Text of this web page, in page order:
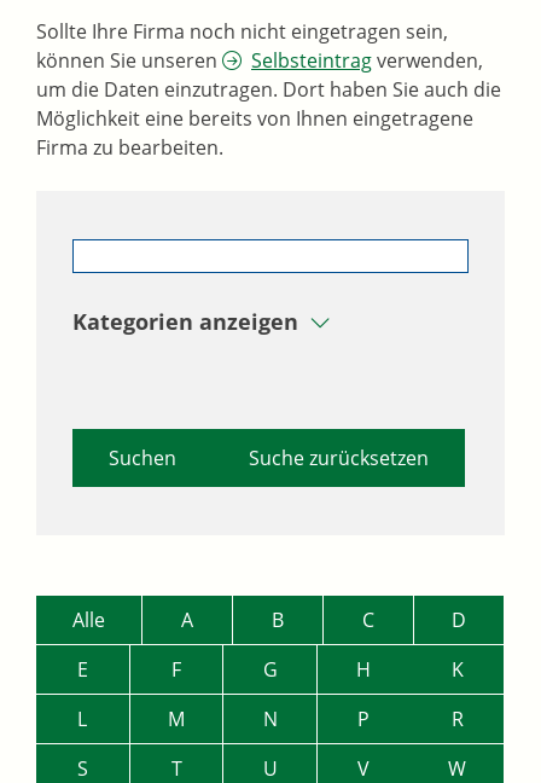
Sollte Ihre Firma noch nicht eingetragen sein,
können Sie unseren
Selbsteintragverwenden,
um die Daten einzutragen. Dort haben Sie auch die
Möglichkeit eine bereits von Ihnen eingetragene
Firma zu bearbeiten.
Kategorien anzeigen
Suche zurücksetzen
Alle A B C
D
E
F G H
K
L
M N P
R
S
T U V
W